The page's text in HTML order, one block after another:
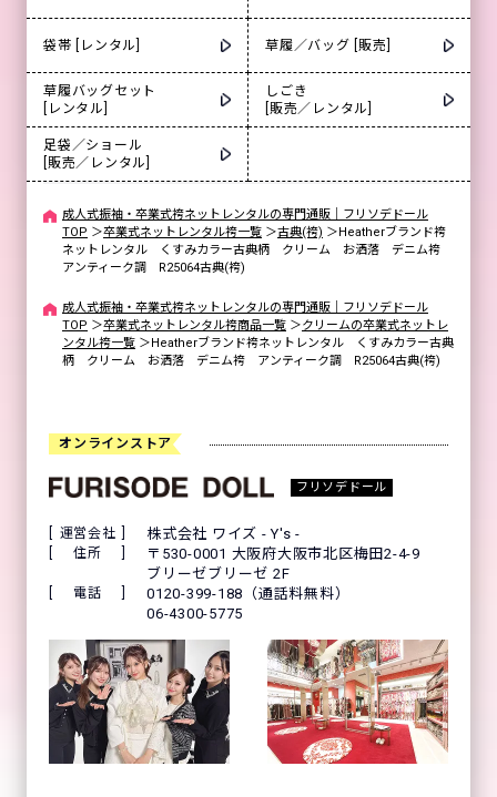
袋帯 [レンタル] 草履／バッグ [販売]
草履バッグセット
[レンタル]
しごき
[販売／レンタル]
足袋／ショール
[販売／レンタル]
成人式振袖・卒業式袴ネットレンタルの専門通販｜フリソデドール
TOP ＞卒業式ネットレンタル袴一覧 ＞古典(袴) ＞ Heatherブランド袴
ネットレンタル くすみカラー古典柄 クリーム お洒落 デニム袴
アンティーク調 R25064古典(袴)
成人式振袖・卒業式袴ネットレンタルの専門通販｜フリソデドール
TOP ＞卒業式ネットレンタル袴商品一覧 ＞クリームの卒業式ネットレ
ンタル袴一覧 ＞ Heatherブランド袴ネットレンタル くすみカラー古典
柄 クリーム お洒落 デニム袴 アンティーク調 R25064古典(袴)
オンラインストア
フリソデドール
運営会社 株式会社 ワイズ - Y's -
住所
〒530-0001 大阪府大阪市北区梅田2-4-9
ブリーゼブリーゼ 2F
電話
0120-399-188（通話料無料）
06-4300-5775